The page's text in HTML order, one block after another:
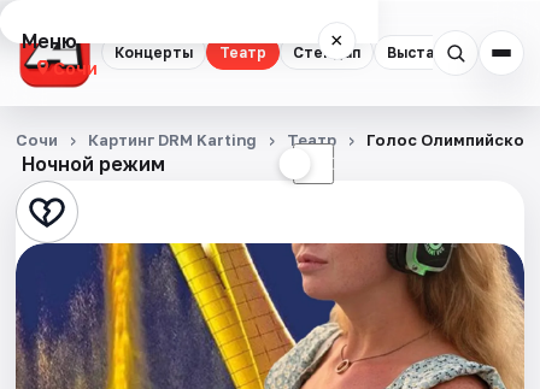
Концерты Театр Стендап Выставки
Меню ×
Сочи
Концерты
Театр
Стендап
Выставки
Квесты
Ночной режим ☾
Сочи Картинг DRM Karting Театр Голос